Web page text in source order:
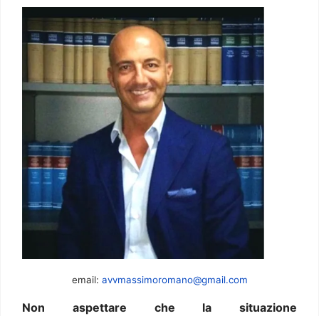
email: avvmassimoromano@gmail.com
Non aspettare che la situazione